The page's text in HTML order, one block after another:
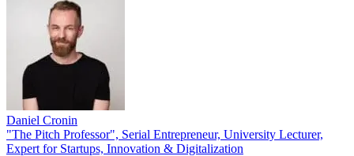
Daniel Cronin
"The Pitch Professor", Serial Entrepreneur, University Lecturer,
Expert for Startups, Innovation & Digitalization